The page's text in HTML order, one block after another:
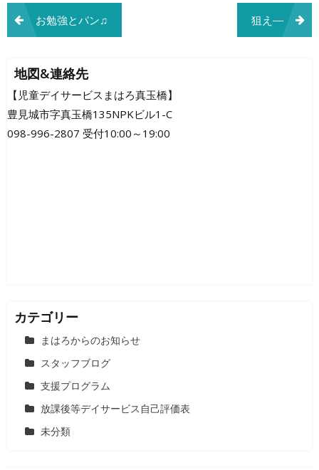
投
稿
ナ
ビ
ゲ
お勉強とパン♫ 狙え―
地図&連絡先
【児童デイサービスまはろ真玉橋】
豊見城市字真玉橋135NPKビル1-C
098-996-2807 受付10:00～19:00
カテゴリー
まはろからのお知らせ
スタッフブログ
支援プログラム
放課後等デイサービス自己評価表
未分類